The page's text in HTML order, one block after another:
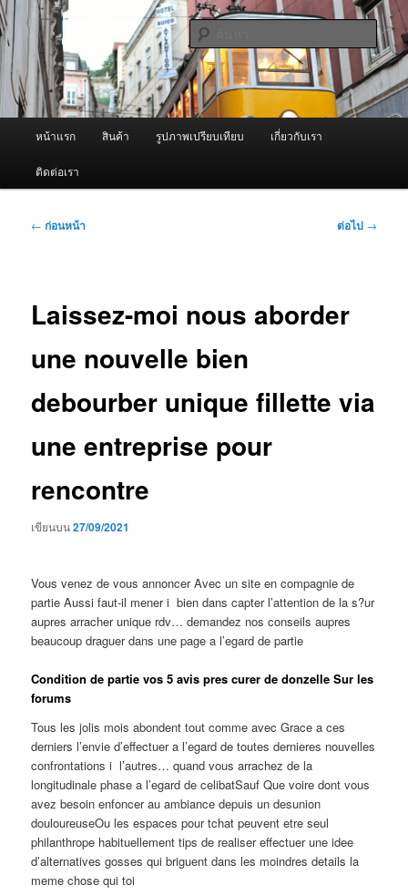
ข้าม
ไป
ยัง
เนื้อหา
หลัก
ผู้นำเข้าเครื่องพ่นหมอกควัน Best
Fogger / Fogger One และ อะไหล่
จำหน่ายเครื่องพ่นหมอกควัน คุณภาพดี บริการด้วยความจริงใจ
ค้นหา
หน้าแรก สินค้า รูปภาพเปรียบเทียบ เกี่ยวกับเรา
ติดต่อเรา
เมนู
← ก่อนหน้า ต่อไป →
Laissez-moi nous aborder
une nouvelle bien
debourber unique fillette via
une entreprise pour
rencontre
เขียนบน27/09/2021
Vous venez de vous annoncer Avec un site en compagnie de
partie Aussi faut-il mener i bien dans capter l’attention de la s?ur
aupres arracher unique rdv… demandez nos conseils aupres
beaucoup draguer dans une page a l’egard de partie
Condition de partie vos 5 avis pres curer de donzelle Sur les
forums
Tous les jolis mois abondent tout comme avec Grace a ces
derniers l’envie d’effectuer a l’egard de toutes dernieres nouvelles
confrontations i l’autres… quand vous arrachez de la
longitudinale phase a l’egard de celibatSauf Que voire dont vous
avez besoin enfoncer au ambiance depuis un desunion
douloureuseOu les espaces pour tchat peuvent etre seul
philanthrope habituellement tips de realiser effectuer une idee
d’alternatives gosses qui briguent dans les moindres details la
meme chose qui toi